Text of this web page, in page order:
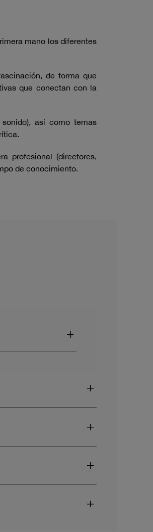
mano los diferentes
de forma que
que conectan con la
así como temas
profesional (directores,
de conocimiento.